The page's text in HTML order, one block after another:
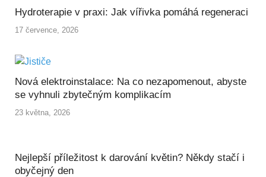
Hydroterapie v praxi: Jak vířivka pomáhá regeneraci
17 července, 2026
Nová elektroinstalace: Na co nezapomenout, abyste
se vyhnuli zbytečným komplikacím
23 května, 2026
Nejlepší příležitost k darování květin? Někdy stačí i
obyčejný den